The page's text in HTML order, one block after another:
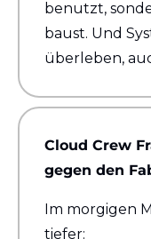
benutzt,
baust. Und
überleben,
Cloud Crew
gegen den
Im morgigen
tiefer: